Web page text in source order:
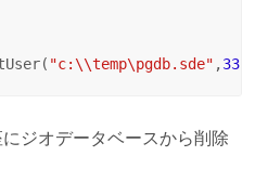
"c:\\temp\pgdb.sde" ,33)
ジオデータベースから削除